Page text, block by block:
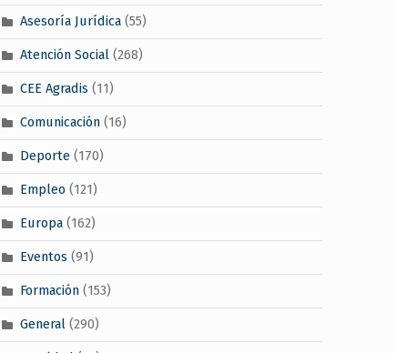
Asesoría Jurídica(55)
Atención Social(268)
CEE Agradis (11)
Comunicación(16)
Deporte(170)
Empleo (121)
Europa(162)
Eventos (91)
Formación(153)
General(290)